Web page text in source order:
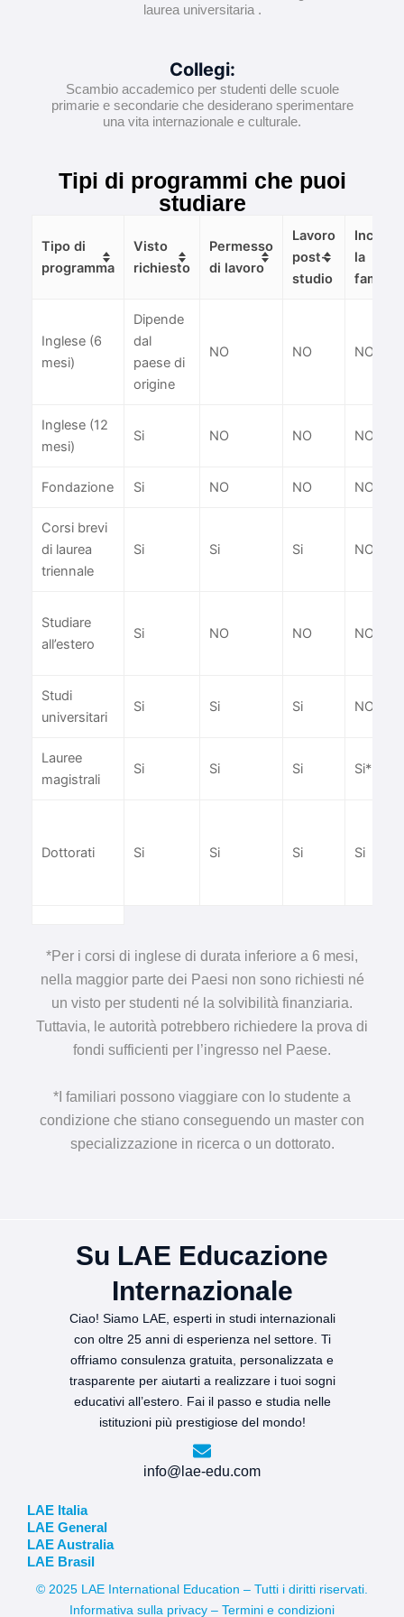
laurea universitaria .
Collegi:
Scambio accademico per studenti delle scuole
primarie e secondarie che desiderano sperimentare
una vita internazionale e culturale.
Tipi di programmi che puoi
studiare
Tipo di
programma
Visto
richiesto
Permesso
di lavoro
Lavoro
post-
studio
Include
la
famiglia
Inglese (6
mesi)
Dipende
dal
paese di
origine
NO NO NO
Inglese (12
mesi)
Si NO NO NO
Fondazione Si NO NO NO
Corsi brevi
di laurea
triennale
Si Si Si NO
Studiare
all’estero
Si NO NO NO
Studi
universitari
Si Si Si NO
Lauree
magistrali
Si Si Si Si*
Dottorati Si Si Si Si
*Per i corsi di inglese di durata inferiore a 6 mesi,
nella maggior parte dei Paesi non sono richiesti né
un visto per studenti né la solvibilità finanziaria.
Tuttavia, le autorità potrebbero richiedere la prova di
fondi sufficienti per l’ingresso nel Paese.
*I familiari possono viaggiare con lo studente a
condizione che stiano conseguendo un master con
specializzazione in ricerca o un dottorato.
Su LAE Educazione
Internazionale
Ciao! Siamo LAE, esperti in studi internazionali
con oltre 25 anni di esperienza nel settore. Ti
offriamo consulenza gratuita, personalizzata e
trasparente per aiutarti a realizzare i tuoi sogni
educativi all’estero. Fai il passo e studia nelle
istituzioni più prestigiose del mondo!
info@lae-edu.com
LAE Italia
LAE General
LAE Australia
LAE Brasil
© 2025 LAE International Education – Tutti i diritti riservati.
Informativa sulla privacy – Termini e condizioni